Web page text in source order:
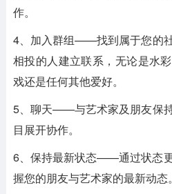
作。
4、加入群组——找到属于您的
相投的人建立联系，无论是水
戏还是任何其他爱好。
5、聊天——与艺术家及朋友保
目展开协作。
6、保持最新状态——通过状态
握您的朋友与艺术家的最新动态。